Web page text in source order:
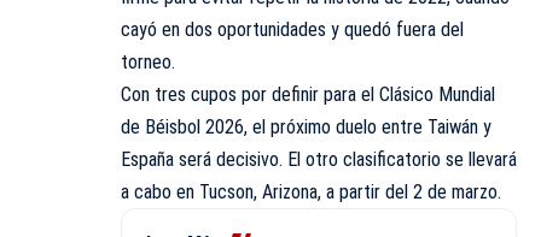
cayó en dos oportunidades y quedó fuera del
torneo.
Con tres cupos por definir para el Clásico Mundial
de Béisbol 2026, el próximo duelo entre Taiwán y
España será decisivo. El otro clasificatorio se llevará
a cabo en Tucson, Arizona, a partir del 2 de marzo.